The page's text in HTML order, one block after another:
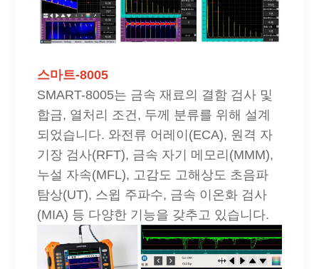
스마트-8005
SMART-8005는 금속 재료의 결함 검사 및
합금, 열처리 조건, 두께 분류를 위해 설계
되었습니다. 와전류 어레이(ECA), 원격 자
기장 검사(RFT), 금속 자기 메모리(MMM),
누설 자속(MFL), 고감도 고해상도 초음파
탐상(UT), 스윕 주파수, 금속 이온화 검사
(MIA) 등 다양한 기능을 갖추고 있습니다.